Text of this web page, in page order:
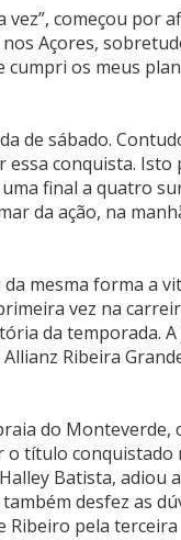
começou por
Açores,
os meus
de sábado.
conquista. Isto
final a quatro
da ação, na
mesma forma a
vez na
da temporada.
Ribeira
do Monteverde,
título conquistado
Batista, adiou
desfez as
pela